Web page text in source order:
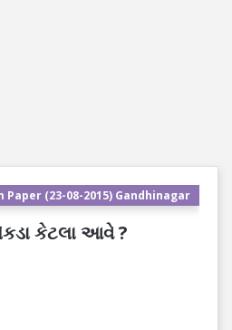
(23-08-2015) Gandhinagar
કેટલા આવે ?